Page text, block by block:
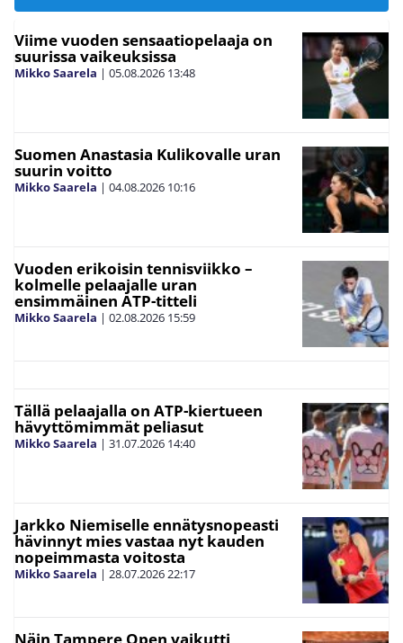
Viime vuoden sensaatiopelaaja on
suurissa vaikeuksissa
Mikko Saarela | 05.08.2026 13:48
Suomen Anastasia Kulikovalle uran
suurin voitto
Mikko Saarela | 04.08.2026 10:16
Vuoden erikoisin tennisviikko –
kolmelle pelaajalle uran
ensimmäinen ATP-titteli
Mikko Saarela | 02.08.2026 15:59
Tällä pelaajalla on ATP-kiertueen
hävyttömimmät peliasut
Mikko Saarela | 31.07.2026 14:40
Jarkko Niemiselle ennätysnopeasti
hävinnyt mies vastaa nyt kauden
nopeimmasta voitosta
Mikko Saarela | 28.07.202622:17
Näin Tampere Open vaikutti